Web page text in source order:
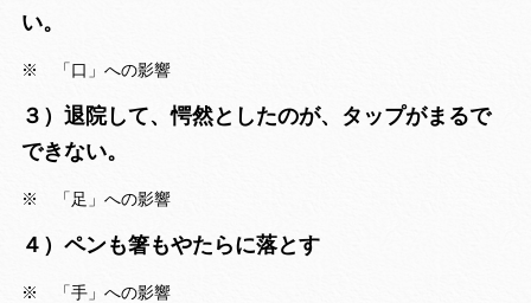
い。
※ 「口」への影響
３）退院して、愕然としたのが、タップがまるで
できない。
※ 「足」への影響
４）ペンも箸もやたらに落とす
※ 「手」への影響